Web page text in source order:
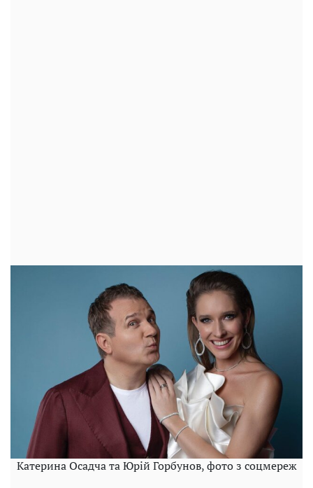
Катерина Осадча та Юрій Горбунов, фото з соцмереж